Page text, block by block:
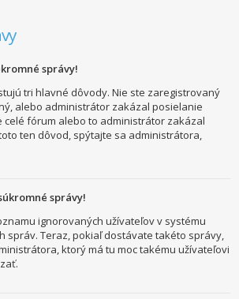
správy!
tri hlavné dôvody. Nie ste zaregistrovaný
alebo administrátor zakázal posielanie
celé fórum alebo to administrátor zakázal
ten dôvod, spýtajte sa administrátora,
správy!
ignorovaných užívateľov v systému
správ. Teraz, pokiaľ dostávate takéto správy,
ktorý má tu moc takému užívateľovi